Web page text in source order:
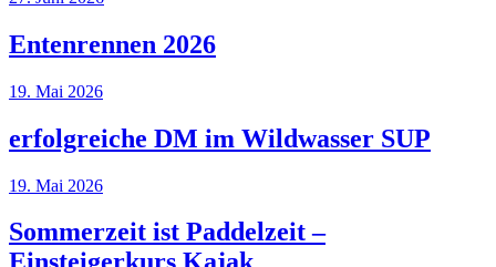
Entenrennen 2026
19. Mai 2026
erfolgreiche DM im Wildwasser SUP
19. Mai 2026
Sommerzeit ist Paddelzeit –